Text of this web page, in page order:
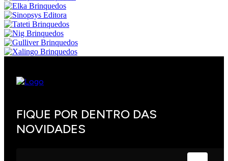
FIQUE POR DENTRO DAS
NOVIDADES